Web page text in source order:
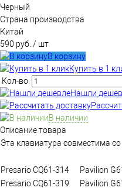
Черный
Страна производства
Китай
590 руб. / шт
В корзину
Купить в 1
Кол-во:
Нашли
В наличии
Описание товара
Эта клавиатура совместима
Presario CQ61-314 Pavilion
Presario CQ61-319
Pavilion